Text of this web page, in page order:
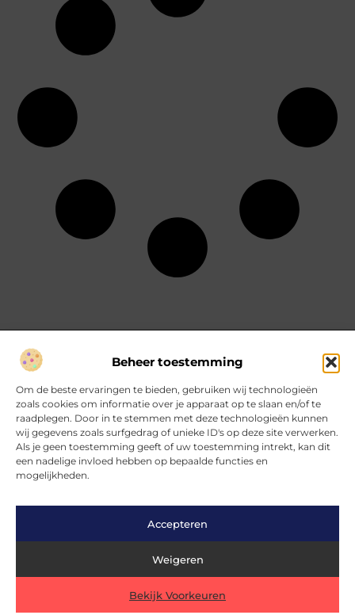
Beheer toestemming
Om de beste ervaringen te bieden, gebruiken wij technologieën
zoals cookies om informatie over je apparaat op te slaan en/of te
raadplegen. Door in te stemmen met deze technologieën kunnen
wij gegevens zoals surfgedrag of unieke ID's op deze site verwerken.
Als je geen toestemming geeft of uw toestemming intrekt, kan dit
een nadelige invloed hebben op bepaalde functies en
mogelijkheden.
Accepteren
Weigeren
Bekijk Voorkeuren
Over Hartvanfrankrijk
Jouw gids voor inspirerende verhalen en inzichten.
Verken een divers aanbod aan blogs en artikelen, van handige
tips tot fascinerende ontdekkingen, allemaal op
HartvanFrankrijk.nl.
Bericht categorie
Main Links